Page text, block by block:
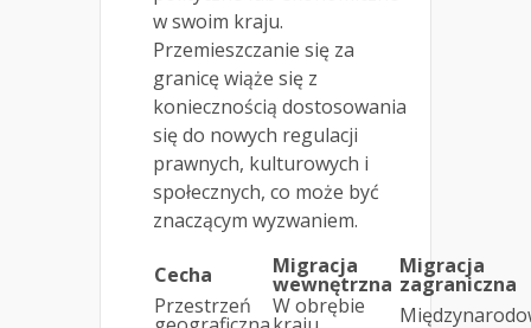
w swoim kraju.
Przemieszczanie się za
granicę wiąże się z
koniecznością dostosowania
się do nowych regulacji
prawnych, kulturowych i
społecznych, co może być
znaczącym wyzwaniem.
Cecha Migracja
wewnętrzna
Migracja
zagraniczna
Przestrzeń
W obrębie